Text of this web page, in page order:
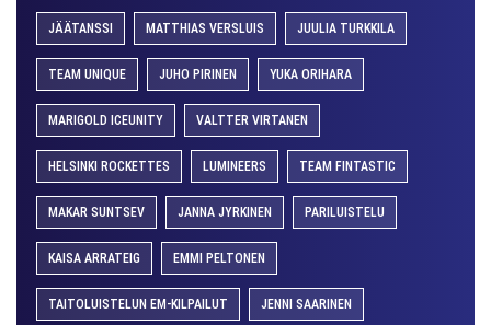
JÄÄTANSSI MATTHIAS VERSLUIS JUULIA TURKKILA
TEAM UNIQUE JUHO PIRINEN YUKA ORIHARA
MARIGOLD ICEUNITY VALTTER VIRTANEN
HELSINKI ROCKETTES LUMINEERS TEAM FINTASTIC
MAKAR SUNTSEV JANNA JYRKINEN PARILUISTELU
KAISA ARRATEIG EMMI PELTONEN
TAITOLUISTELUN EM-KILPAILUT JENNI SAARINEN